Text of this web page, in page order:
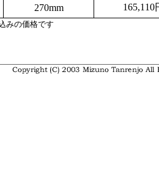
270mm 165,110
みの価格です